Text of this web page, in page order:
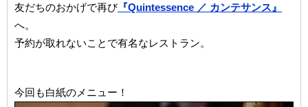
友だちのおかげで再び『Quintessence ／ カンテサンス』
へ。
予約が取れないことで有名なレストラン。
今回も白紙のメニュー！